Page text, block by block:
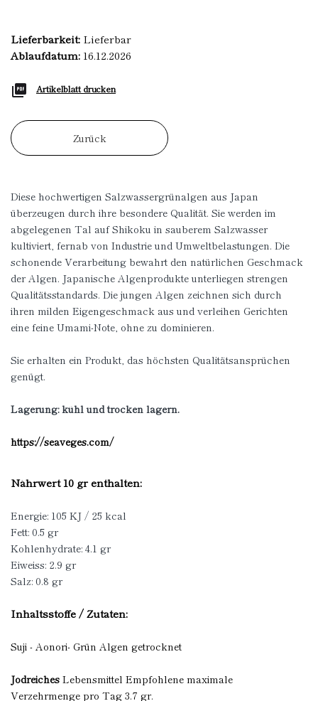
Lieferbarkeit: Lieferbar
Ablaufdatum: 16.12.2026
Artikelblatt drucken
Zurück
Diese hochwertigen Salzwassergrünalgen aus Japan
überzeugen durch ihre besondere Qualität. Sie werden im
abgelegenen Tal auf Shikoku in sauberem Salzwasser
kultiviert, fernab von Industrie und Umweltbelastungen. Die
schonende Verarbeitung bewahrt den natürlichen Geschmack
der Algen. Japanische Algenprodukte unterliegen strengen
Qualitätsstandards. Die jungen Algen zeichnen sich durch
ihren milden Eigengeschmack aus und verleihen Gerichten
eine feine Umami-Note, ohne zu dominieren.
Sie erhalten ein Produkt, das höchsten Qualitätsansprüchen
genügt.
Lagerung: kühl und trocken lagern.
https://seaveges.com/
Nährwert 10 gr enthalten:
Energie: 105 KJ / 25 kcal
Fett: 0.5 gr
Kohlenhydrate: 4.1 gr
Eiweiss: 2.9 gr
Salz: 0.8 gr
Inhaltsstoffe / Zutaten:
Suji - Aonori- Grün Algen getrocknet
Jodreiches Lebensmittel Empfohlene maximale
Verzehrmenge pro Tag 3.7 gr.